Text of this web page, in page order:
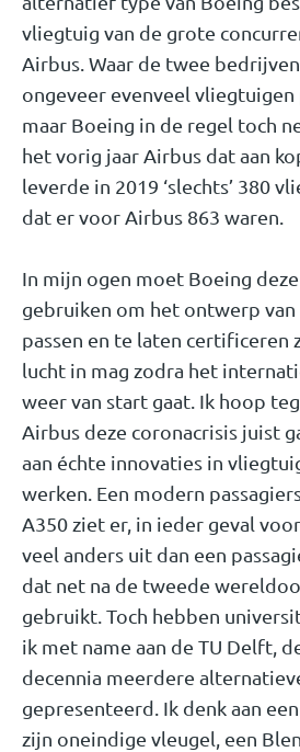
vliegtuig van de grote
Airbus. Waar de twee
ongeveer evenveel
maar Boeing in de regel toch
het vorig jaar Airbus dat aan
leverde in 2019 ‘slechts’ 380
dat er voor Airbus 863 waren.
In mijn ogen moet Boeing
gebruiken om het ontwerp van
passen en te laten certificeren
lucht in mag zodra het
weer van start gaat. Ik hoop
Airbus deze coronacrisis juist
aan échte innovaties in
werken. Een modern
A350 ziet er, in ieder geval
veel anders uit dan een
dat net na de tweede
gebruikt. Toch hebben
ik met name aan de TU Delft,
decennia meerdere
gepresenteerd. Ik denk aan
zijn oneindige vleugel, een